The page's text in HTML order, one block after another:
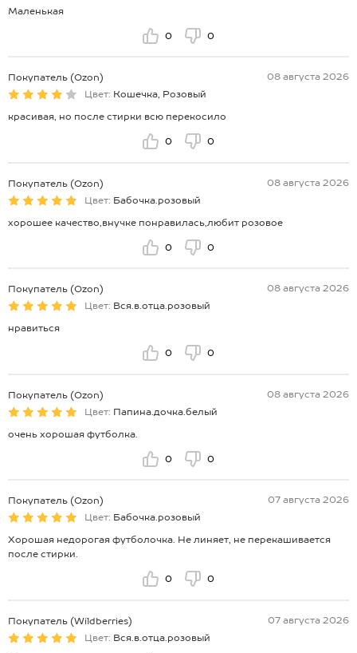
Маленькая
0 0
Покупатель (Ozon)
08 августа 2026
Цвет: Кошечка, Розовый
красивая, но после стирки всю перекосило
0 0
Покупатель (Ozon)
08 августа 2026
Цвет: Бабочка.розовый
хорошее качество,внучке понравилась,любит розовое
0 0
Покупатель (Ozon)
08 августа 2026
Цвет: Вся.в.отца.розовый
нравиться
0 0
Покупатель (Ozon)
08 августа 2026
Цвет: Папина.дочка.белый
очень хорошая футболка.
0 0
Покупатель (Ozon)
07 августа 2026
Цвет: Бабочка.розовый
Хорошая недорогая футболочка. Не линяет, не перекашивается
после стирки.
0 0
Покупатель (Wildberries)
07 августа 2026
Цвет: Вся.в.отца.розовый